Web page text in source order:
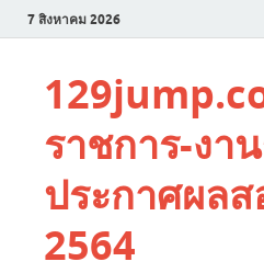
7 สิงหาคม 2026
ราชการ-งา
ประกาศผล
2564